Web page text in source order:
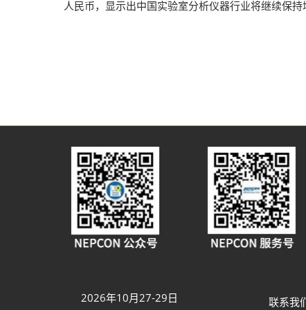
人民币，显示出中国实验室分析仪器行业将继续保持
2026年10月27-29日 联系我